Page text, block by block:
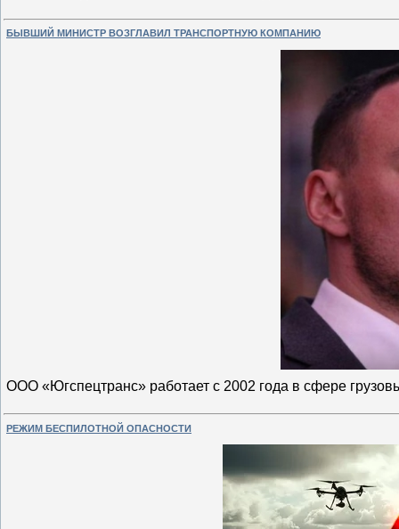
БЫВШИЙ МИНИСТР ВОЗГЛАВИЛ ТРАНСПОРТНУЮ КОМПАНИЮ
ООО «Югспецтранс» работает с 2002 года в сфере
РЕЖИМ БЕСПИЛОТНОЙ ОПАСНОСТИ